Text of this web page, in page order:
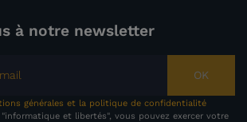
à notre newsletter
OK
générales et la politique de confidentialité
et libertés", vous pouvez exercer votre